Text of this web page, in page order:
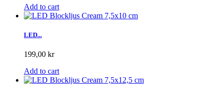
Add to cart
LED...
199,00 kr
Add to cart